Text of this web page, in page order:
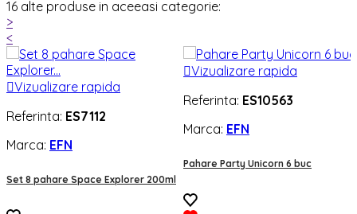
16 alte produse in aceeasi categorie:
>
<
Vizualizare rapida
Referinta: ES7112
Marca: EFN
Set 8 pahare Space Explorer 200ml
Vizualizare rapida
Referinta: ES10563
Marca: EFN
Pahare Party Unicorn 6 buc